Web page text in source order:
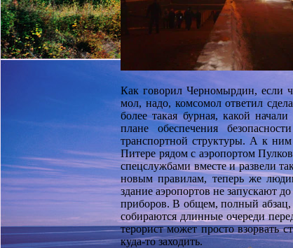
Как говорил Черномырдин, если
мол, надо, комсомол ответил
более такая бурная, какой
плане обеспечения
транспортной структуры. А к ним
Питере рядом с аэропортом
спецслужбами вместе и развели
новым правилам, теперь же
здание аэропортов не запускают
приборов. В общем, полный абзац,
собираются длинные очереди
терорист может просто взорвать
куда-то заходить.